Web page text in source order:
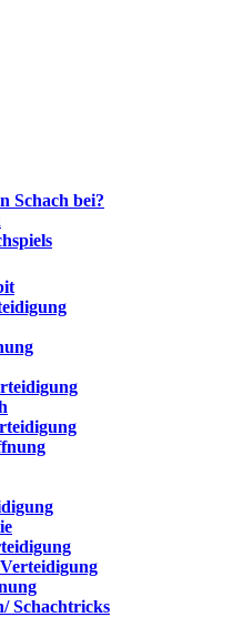
Schach bei?
Schachtricks